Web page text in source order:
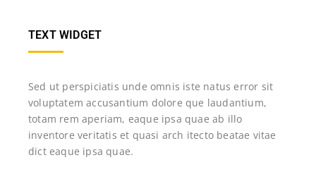
TEXT WIDGET
Sed ut perspiciatis unde omnis iste natus error sit
voluptatem accusantium dolore que laudantium,
totam rem aperiam, eaque ipsa quae ab illo
inventore veritatis et quasi arch itecto beatae vitae
dict eaque ipsa quae.